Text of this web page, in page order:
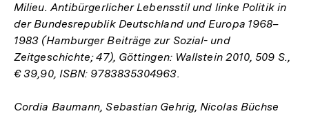
Milieu. Antibürgerlicher Lebensstil und linke Politik in
der Bundesrepublik Deutschland und Europa 1968–
1983 (Hamburger Beiträge zur Sozial- und
Zeitgeschichte; 47), Göttingen: Wallstein 2010, 509 S.,
€ 39,90, ISBN: 9783835304963.
Cordia Baumann, Sebastian Gehrig, Nicolas Büchse